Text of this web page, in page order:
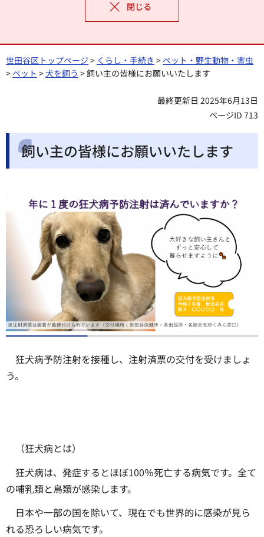
閉じる
世田谷区トップページ > くらし・手続き > ペット・野生動物・害虫
> ペット >犬を飼う > 飼い主の皆様にお願いいたします
最終更新日 2025年6月13日
ページID 713
飼い主の皆様にお願いいたします
狂犬病予防注射を接種し、注射済票の交付を受けましょ
う。
（狂犬病とは）
狂犬病は、発症するとほぼ100％死亡する病気です。全て
の哺乳類と鳥類が感染します。
日本や一部の国を除いて、現在でも世界的に感染が見ら
れる恐ろしい病気です。